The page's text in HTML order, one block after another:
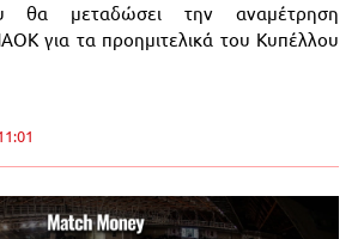
θα μεταδώσει την αναμέτρηση
για τα προημιτελικά του Κυπέλλου